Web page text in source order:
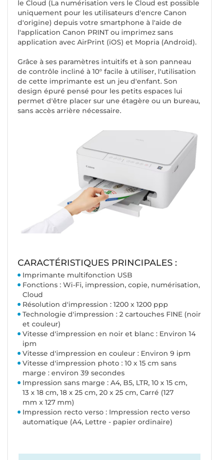
le Cloud (La numérisation vers le Cloud est possible
uniquement pour les utilisateurs d'encre Canon
d'origine) depuis votre smartphone à l'aide de
l'application Canon PRINT ou imprimez sans
application avec AirPrint (iOS) et Mopria (Android).
Grâce à ses paramètres intuitifs et à son panneau
de contrôle incliné à 10° facile à utiliser, l'utilisation
de cette imprimante est un jeu d'enfant. Son
design épuré pensé pour les petits espaces lui
permet d'être placer sur une étagère ou un bureau,
sans accès arrière nécessaire.
CARACTÉRISTIQUES PRINCIPALES :
Imprimante multifonction USB
Fonctions : Wi-Fi, impression, copie, numérisation,
Cloud
Résolution d'impression : 1200 x 1200 ppp
Technologie d'impression : 2 cartouches FINE (noir
et couleur)
Vitesse d'impression en noir et blanc : Environ 14
ipm
Vitesse d'impression en couleur : Environ 9 ipm
Vitesse d'impression photo : 10 x 15 cm sans
marge : environ 39 secondes
Impression sans marge : A4, B5, LTR, 10 x 15 cm,
13 x 18 cm, 18 x 25 cm, 20 x 25 cm, Carré (127
mm x 127 mm)
Impression recto verso : Impression recto verso
automatique (A4, Lettre - papier ordinaire)